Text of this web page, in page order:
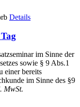
Details
im Sinne der
sowie § 9 Abs.1
einer bereits
im Sinne des §9
MwSt.